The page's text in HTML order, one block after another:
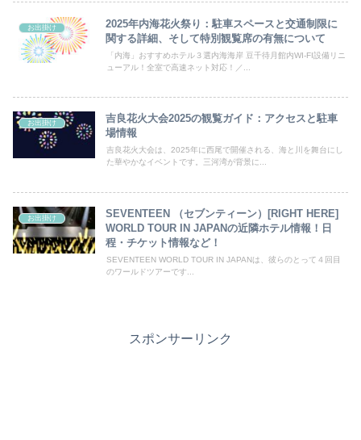
お出掛け
2025年内海花火祭り：駐車スペースと交通制限に
関する詳細、そして特別観覧席の有無について
「内海」おすすめホテル３選内海海岸 豆千待月館内WI-FI設備リニ
ューアル！全室で高速ネット対応！／...
お出掛け
吉良花火大会2025の観覧ガイド：アクセスと駐車
場情報
吉良花火大会は、2025年に西尾で開催される、海と川を舞台にし
た華やかなイベントです。三河湾が背景に...
お出掛け
SEVENTEEN （セブンティーン）[RIGHT HERE]
WORLD TOUR IN JAPANの近隣ホテル情報！日
程・チケット情報など！
SEVENTEEN WORLD TOUR IN JAPANは、彼らのとって４回目
のワールドツアーです...
スポンサーリンク